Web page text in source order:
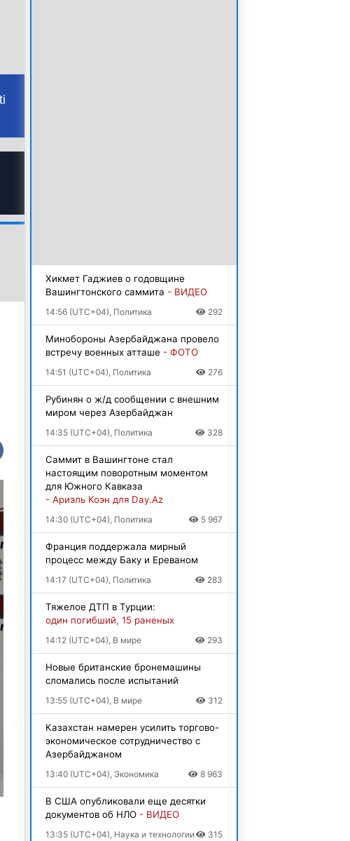
Хикмет Гаджиев о годовщине
Вашингтонского саммита - ВИДЕО
14:56 (UTC+04), Политика 292
Минобороны Азербайджана провело
встречу военных атташе - ФОТО
14:51 (UTC+04), Политика 276
Рубинян о ж/д сообщении с внешним
миром через Азербайджан
14:35 (UTC+04), Политика 328
Саммит в Вашингтоне стал
настоящим поворотным моментом
для Южного Кавказа
- Ариэль Коэн для Day.Az
14:30 (UTC+04), Политика 5 967
Франция поддержала мирный
процесс между Баку и Ереваном
14:17 (UTC+04), Политика 283
Тяжелое ДТП в Турции:
один погибший, 15 раненых
14:12 (UTC+04), В мире 293
Новые британские бронемашины
сломались после испытаний
13:55 (UTC+04), В мире 312
Казахстан намерен усилить торгово-
экономическое сотрудничество с
Азербайджаном
13:40 (UTC+04), Экономика 8 963
В США опубликовали еще десятки
документов об НЛО - ВИДЕО
13:35 (UTC+04), Наука и технологии 315